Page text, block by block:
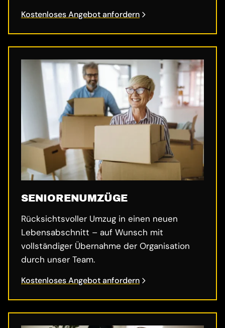
Kostenloses Angebot anfordern
SENIORENUMZÜGE
Rücksichtsvoller Umzug in einen neuen
Lebensabschnitt – auf Wunsch mit
vollständiger Übernahme der Organisation
durch unser Team.
Kostenloses Angebot anfordern